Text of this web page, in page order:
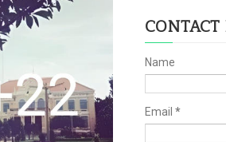
Name
Email *